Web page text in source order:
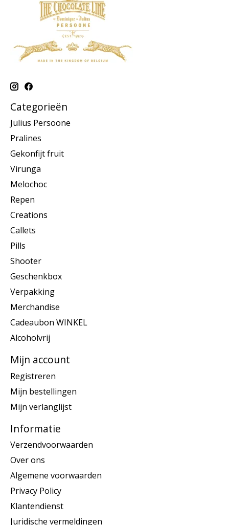
Categorieën
Julius Persoone
Pralines
Gekonfijt fruit
Virunga
Melochoc
Repen
Creations
Callets
Pills
Shooter
Geschenkbox
Verpakking
Merchandise
Cadeaubon WINKEL
Alcoholvrij
Mijn account
Registreren
Mijn bestellingen
Mijn verlanglijst
Informatie
Verzendvoorwaarden
Over ons
Algemene voorwaarden
Privacy Policy
Klantendienst
Juridische vermeldingen